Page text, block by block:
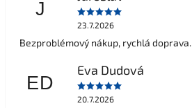
J
23.7.2026
Bezproblémový nákup, rychlá doprava.
ED
Eva Dudová
20.7.2026